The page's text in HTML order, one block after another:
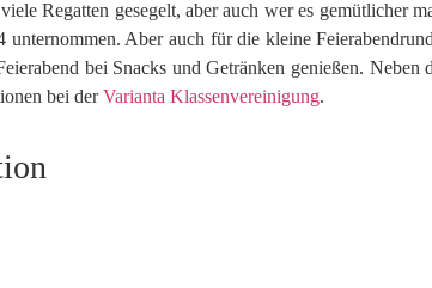
Regatten gesegelt, aber auch wer es gemütlicher
Aber auch für die kleine
bei Snacks und Getränken genießen.
bei derVarianta Klassenvereinigung.